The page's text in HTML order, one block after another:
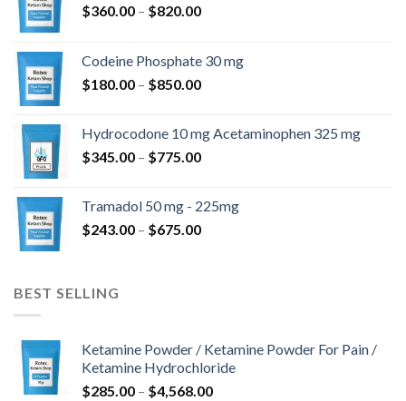
$360.00 – $820.00Preisspanne:
$820.00
Codeine Phosphate 30 mg
$180.00 – $850.00Preisspanne:
$850.00
Hydrocodone 10 mg Acetaminophen 325 mg
$345.00 – $775.00Preisspanne:
$775.00
Tramadol 50 mg - 225mg
$243.00 – $675.00Preisspanne:
BEST SELLING
Ketamine Powder / Ketamine Powder For Pain /
Ketamine Hydrochloride
$285.00 – $4,568.00Preisspanne: